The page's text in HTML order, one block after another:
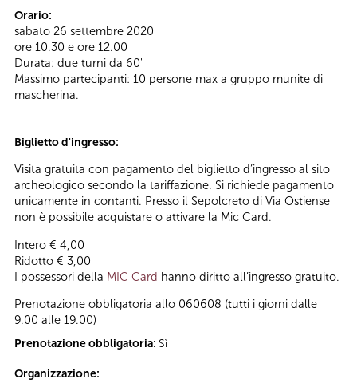
Orario:
sabato 26 settembre 2020
ore 10.30 e ore 12.00
Durata: due turni da 60'
Massimo partecipanti: 10 persone max a gruppo munite di
mascherina.
Biglietto d'ingresso:
Visita gratuita con pagamento del biglietto d’ingresso al sito
archeologico secondo la tariffazione. Si richiede pagamento
unicamente in contanti. Presso il Sepolcreto di Via Ostiense
non è possibile acquistare o attivare la Mic Card.
Intero € 4,00
Ridotto € 3,00
I possessori della MIC Card hanno diritto all’ingresso gratuito.
Prenotazione obbligatoria allo 060608 (tutti i giorni dalle
9.00 alle 19.00)
Prenotazione obbligatoria: Sì
Organizzazione: